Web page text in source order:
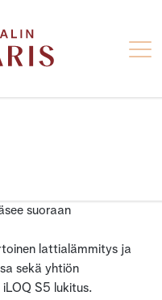
Luostarinkatu
suoraan
lattialämmitys ja
sekä yhtiön
S5 lukitus.